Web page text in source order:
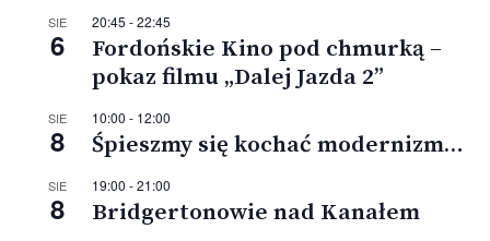
SIE
6
20:45 -22:45
Fordońskie Kino pod chmurką –
pokaz filmu „Dalej Jazda 2”
SIE
8
10:00 - 12:00
Śpieszmy się kochać modernizm…
SIE
8
19:00 -21:00
Bridgertonowie nad Kanałem